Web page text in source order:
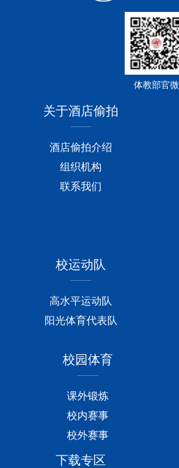
体教部官微
关于酒店偷拍
酒店偷拍介绍
组织机构
联系我们
校运动队
高水平运动队
阳光体育代表队
校园体育
课外锻炼
校内赛事
校外赛事
下载专区